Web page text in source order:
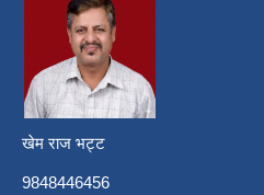
खेम राज भट्ट
9848446456